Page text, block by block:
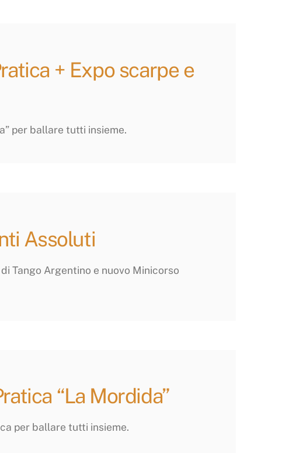
+ Expo scarpe e
per ballare tutti insieme.
Assoluti
Tango Argentino e nuovo Minicorso
“La Mordida”
per ballare tutti insieme.